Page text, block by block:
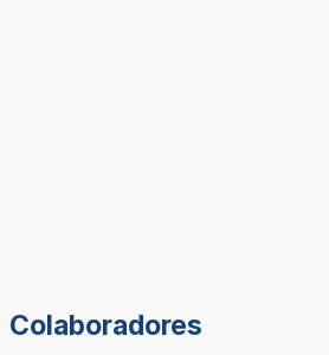
Colaboradores